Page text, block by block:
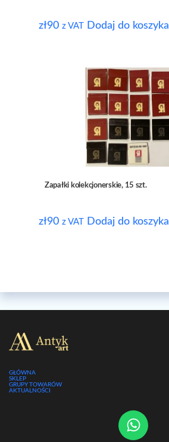
zł90 z VAT Dodaj do koszyka
Zapałki kolekcjonerskie, 15 szt.
zł90 z VAT Dodaj do koszyka
GŁÓWNA
SKLEP
GRUPY TOWARÓW
AKTUALNOŚCI